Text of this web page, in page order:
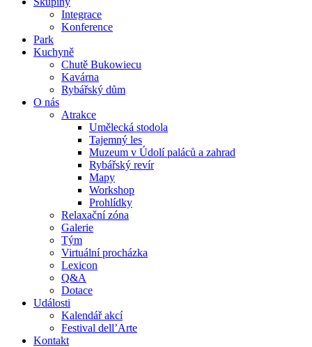
Integrace
Konference
Park
Kuchyně
Chutě Bukowiecu
Kavárna
Rybářský dům
O nás
Atrakce
Umělecká stodola
Tajemný les
Muzeum v Údolí paláců a zahrad
Rybářský revír
Mapy
Workshop
Prohlídky
Relaxační zóna
Galerie
Tým
Virtuální procházka
Lexicon
Q&A
Dotace
Události
Kalendář akcí
Festival dell’Arte
Kontakt